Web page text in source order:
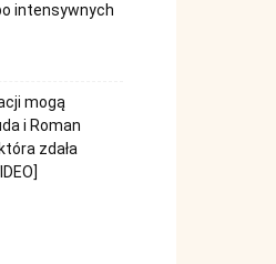
intensywnych
mogą
i Roman
zdała